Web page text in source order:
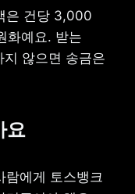
은 건당 3,000
화예요. 받는
않으면 송금은
요
람에게 토스뱅크